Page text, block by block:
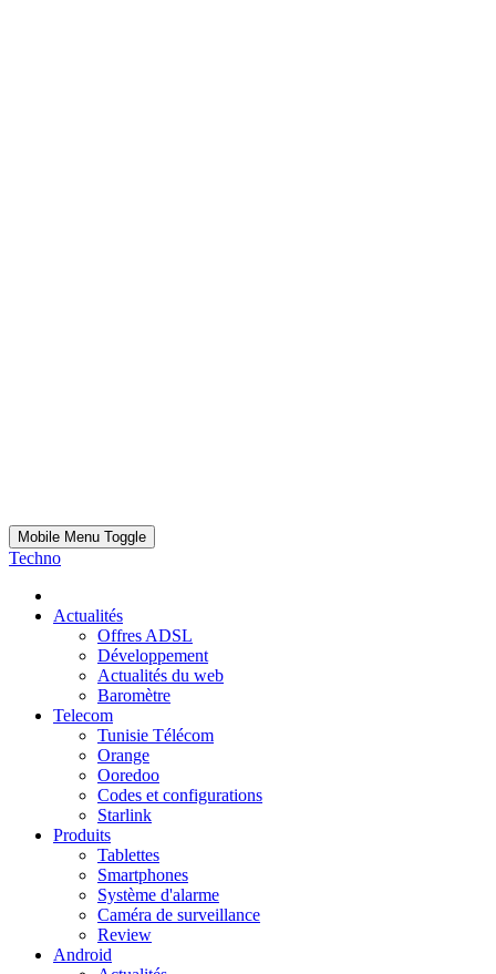
Mobile Menu Toggle
Techno
Actualités
Offres ADSL
Développement
Actualités du web
Baromètre
Telecom
Tunisie Télécom
Orange
Ooredoo
Codes et configurations
Starlink
Produits
Tablettes
Smartphones
Système d'alarme
Caméra de surveillance
Review
Android